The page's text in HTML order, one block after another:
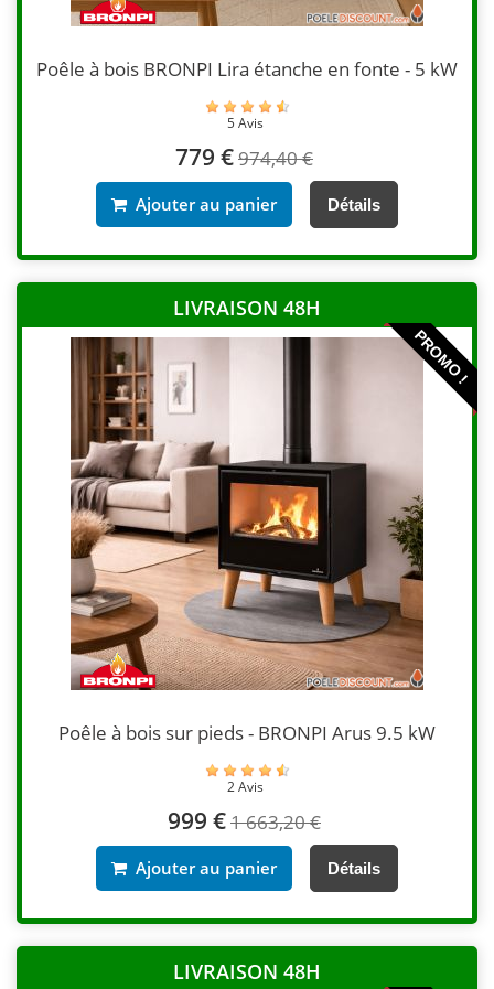
Poêle à bois BRONPI Lira étanche en fonte - 5 kW
5 Avis
779 €974,40 €
Ajouter au panier Détails
LIVRAISON 48H
PROMO !
Poêle à bois sur pieds - BRONPI Arus 9.5 kW
2 Avis
999 €1 663,20 €
Ajouter au panier Détails
LIVRAISON 48H